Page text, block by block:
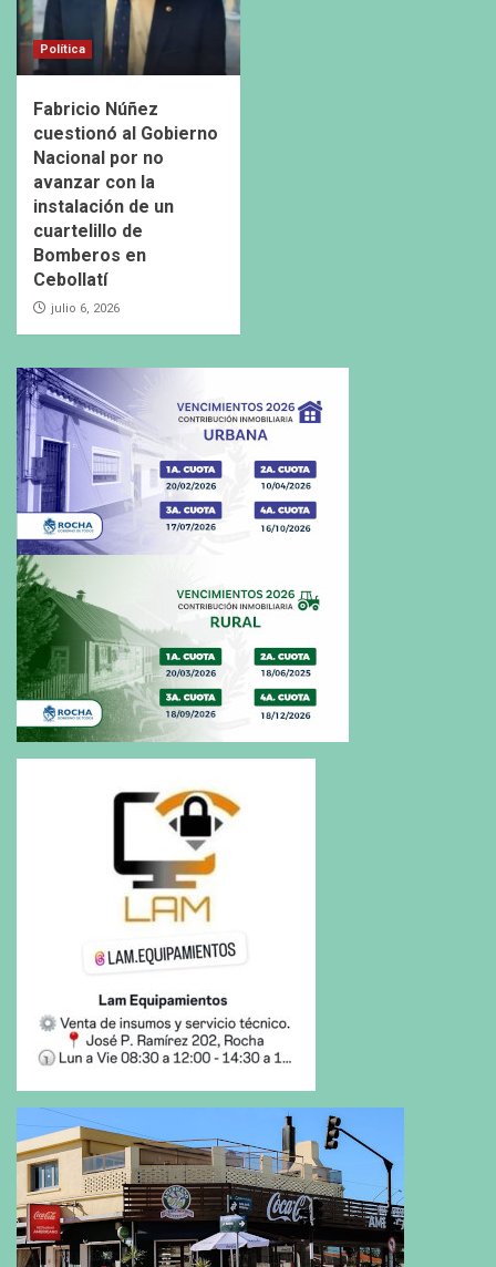
Política
Fabricio Núñez
cuestionó al Gobierno
Nacional por no
avanzar con la
instalación de un
cuartelillo de
Bomberos en
Cebollatí
julio 6, 2026